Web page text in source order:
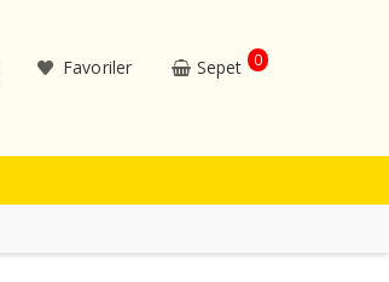
Favoriler Sepet 0